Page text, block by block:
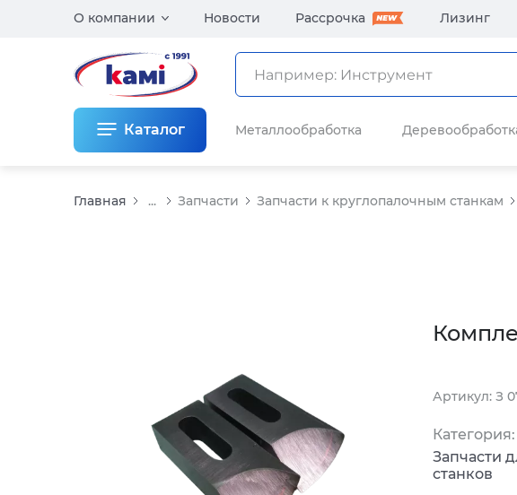
О компании Новости Рассрочка Лизинг
Каталог Металлообработка
Главная ... Запчасти Запчасти к круглопалочным станкам
Артикул: З
Категория:
Запчасти
станков